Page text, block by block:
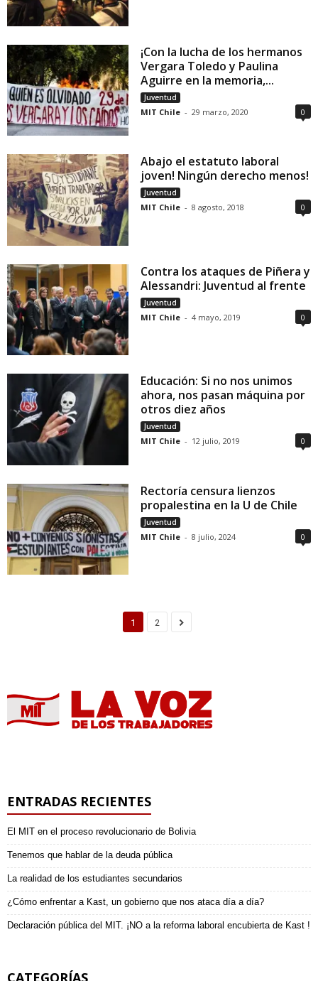
¡Con la lucha de los hermanos
Vergara Toledo y Paulina
Aguirre en la memoria,...
Juventud
MIT Chile - 29 marzo, 2020 0
Abajo el estatuto laboral
joven! Ningún derecho menos!
Juventud
MIT Chile - 8 agosto, 2018 0
Contra los ataques de Piñera y
Alessandri: Juventud al frente
Juventud
MIT Chile - 4 mayo, 2019 0
Educación: Si no nos unimos
ahora, nos pasan máquina por
otros diez años
Juventud
MIT Chile - 12 julio, 2019 0
Rectoría censura lienzos
propalestina en la U de Chile
Juventud
MIT Chile - 8 julio, 2024 0
1 2
ENTRADAS RECIENTES
El MIT en el proceso revolucionario de Bolivia
Tenemos que hablar de la deuda pública
La realidad de los estudiantes secundarios
¿Cómo enfrentar a Kast, un gobierno que nos ataca día a día?
Declaración pública del MIT. ¡NO a la reforma laboral encubierta de Kast !
CATEGORÍAS